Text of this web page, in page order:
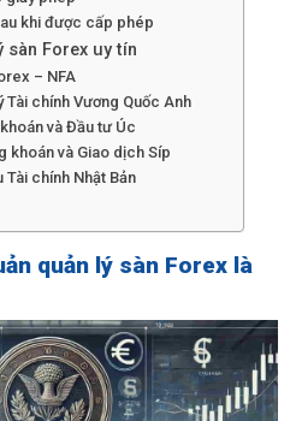
khi được cấp phép
sàn Forex uy tín
– NFA
Tài chính Vương Quốc Anh
và Đầu tư Úc
khoán và Giao dịch Síp
Tài chính Nhật Bản
quản lý sàn Forex là